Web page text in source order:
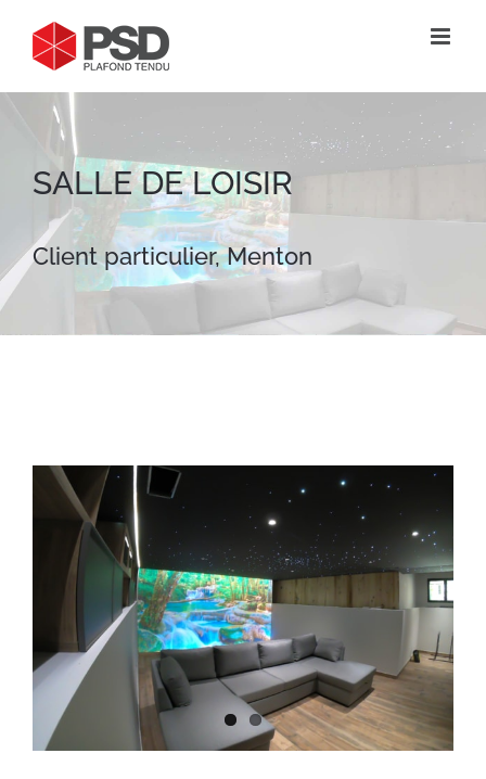
contenu
SALLE DE LOISIR
Client particulier, Menton
View
Larger
Image